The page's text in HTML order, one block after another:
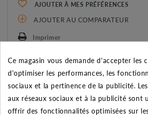
AJOUTER À MES PRÉFÉRENCES
AJOUTER AU COMPARATEUR
Imprimer
REMISE SUR LA QUANTITÉ
Appliquée dans le panier
Quantité Remise Vous
Ce magasin vous demande d'accepter les
d'optimiser les performances, les
sociaux et la pertinence de la publicité.
aux réseaux sociaux et à la publicité sont
offrir des fonctionnalités optimisées sur